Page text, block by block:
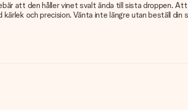
att den håller vinet svalt ända till sista droppen.
och precision. Vänta inte längre utan beställ din